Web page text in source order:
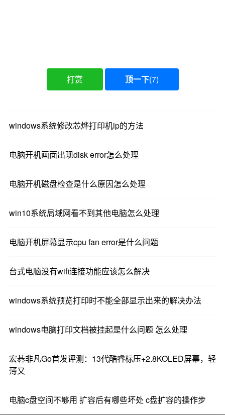
打赏 顶一下(7)
windows系统修改芯烨打印机ip的方法
电脑开机画面出现disk error怎么处理
电脑开机磁盘检查是什么原因怎么处理
win10系统局域网看不到其他电脑怎么处理
电脑开机屏幕显示cpu fan error是什么问题
台式电脑没有wifi连接功能应该怎么解决
windows系统预览打印时不能全部显示出来的解决办法
windows电脑打印文档被挂起是什么问题 怎么处理
宏碁非凡Go首发评测：13代酷睿标压+2.8KOLED屏幕，轻
薄又
电脑c盘空间不够用 扩容后有哪些坏处 c盘扩容的操作步